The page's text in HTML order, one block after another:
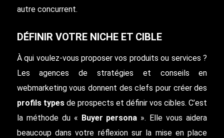
autre concurrent.
DÉFINIR VOTRE NICHE ET CIBLE
À qui voulez-vous proposer vos produits ou services ?
Les agences de stratégies et conseils en
webmarketing vous donnent des clefs pour créer des
profils typesde prospects et définir vos cibles. C’est
la méthode du « Buyer persona ». Elle vous aidera
beaucoup dans votre réflexion sur la mise en place